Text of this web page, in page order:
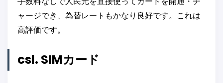
ャージでき、為替レートもかなり良好です。これは
高評価です。
csl. SIMカード